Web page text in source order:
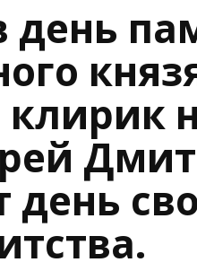
день
клирик
день